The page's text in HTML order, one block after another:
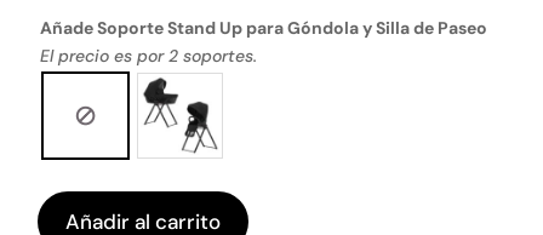
Añade Soporte Stand Up para Góndola y Silla de Paseo
El precio es por 2 soportes.
Añadir al carrito